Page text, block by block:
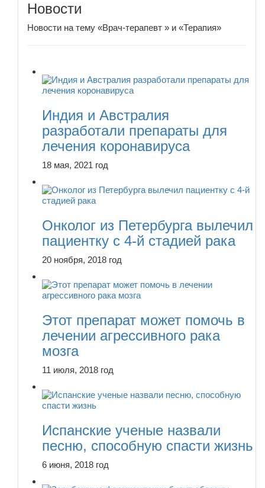
Новости
Новости на тему «Врач-терапевт » и «Терапия»
Индия и Австралия
разработали препараты для
лечения коронавируса
18 мая, 2021 год
Онколог из Петербурга вылечил
пациентку с 4-й стадией рака
20 ноября, 2018 год
Этот препарат может помочь в
лечении агрессивного рака
мозга
11 июля, 2018 год
Испанские ученые назвали
песню, способную спасти жизнь
6 июня, 2018 год